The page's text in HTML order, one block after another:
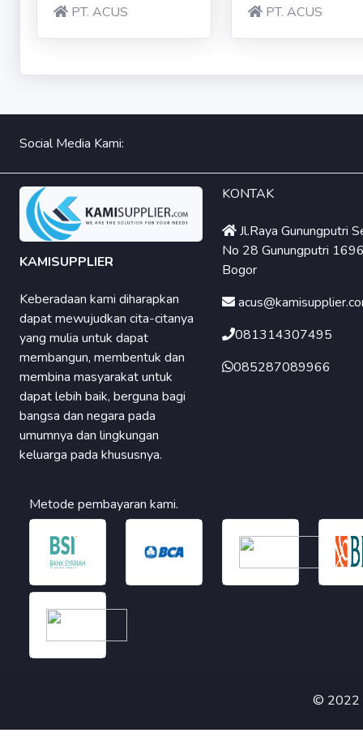
PT. ACUS PT. ACUS
Social Media Kami:
KAMISUPPLIER
Keberadaan kami diharapkan
dapat mewujudkan cita-citanya
yang mulia untuk dapat
membangun, membentuk dan
membina masyarakat untuk
dapat lebih baik, berguna bagi
bangsa dan negara pada
umumnya dan lingkungan
keluarga pada khususnya.
KONTAK
Jl.Raya Gunungputri
No 28 Gunungputri
Bogor
081314307495
085287089966
Metode pembayaran kami.
© 2022